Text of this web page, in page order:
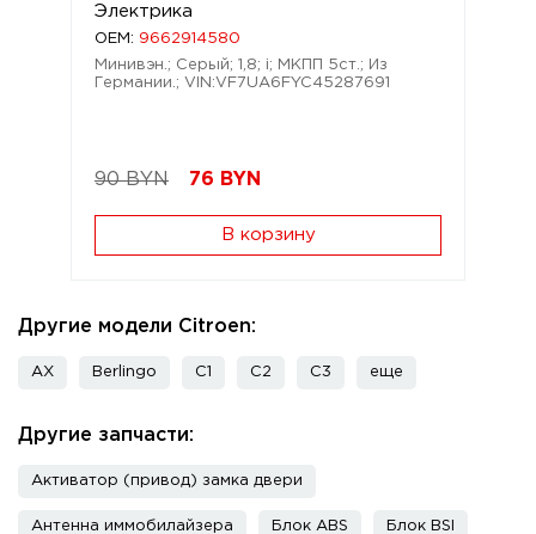
Электрика
OEM: 9662914580
Минивэн.; Серый; 1,8; i; МКПП 5ст.; Из
Германии.; VIN:VF7UA6FYC45287691
90 BYN 76 BYN
В корзину
Другие модели Citroen:
AX Berlingo C1 C2 C3 еще
Другие запчасти:
Активатор (привод) замка двери
Антенна иммобилайзера Блок ABS Блок BSI